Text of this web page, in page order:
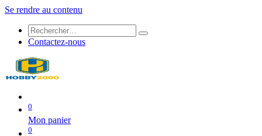
Se rendre au contenu
Contactez-nous
0
Mon panier
0